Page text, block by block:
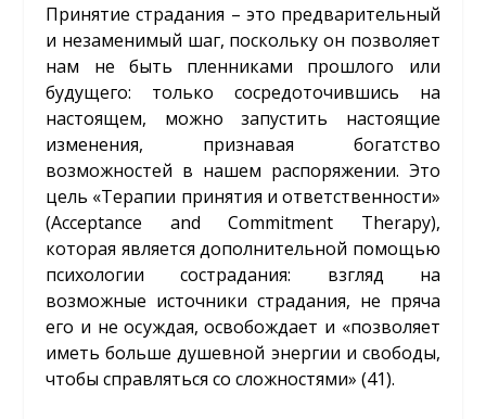
Принятие страдания – это предварительный
и незаменимый шаг, поскольку он позволяет
нам не быть пленниками прошлого или
будущего: только сосредоточившись на
настоящем, можно запустить настоящие
изменения, признавая богатство
возможностей в нашем распоряжении. Это
цель «Терапии принятия и ответственности»
(Acceptance and Commitment Therapy),
которая является дополнительной помощью
психологии сострадания: взгляд на
возможные источники страдания, не пряча
его и не осуждая, освобождает и «позволяет
иметь больше душевной энергии и свободы,
чтобы справляться со сложностями» (41).